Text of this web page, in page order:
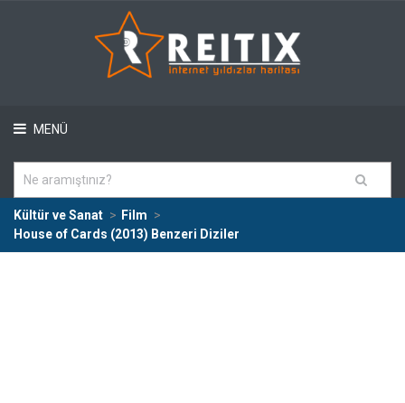
MENÜ
Kültür ve Sanat
Film
House of Cards (2013) Benzeri Diziler